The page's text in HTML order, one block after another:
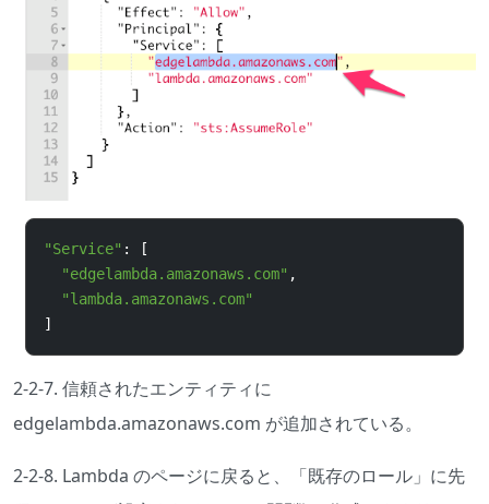
"Service" :
[
"edgelambda.amazonaws.com" ,
"lambda.amazonaws.com"
]
2-2-7. 信頼されたエンティティに
edgelambda.amazonaws.com が追加されている。
2-2-8. Lambda のページに戻ると、「既存のロール」に先